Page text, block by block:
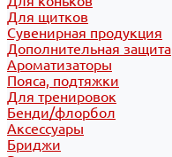
Для щитков
Сувенирная продукция
Дополнительная защита
Ароматизаторы
Пояса, подтяжки
Для тренировок
Бенди/флорбол
Аксессуары
Бриджи